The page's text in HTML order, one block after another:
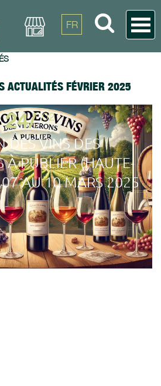
FR
ACTUALITÉS FÉVRIER 2025
24/02
DES VINS DES
À PUBLIER (HAUTE-
AU 10 MARS 2025